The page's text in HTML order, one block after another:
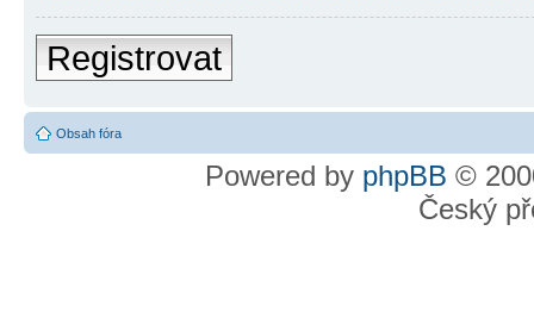
Registrovat
Obsah fóra
Powered by phpBB ©
Český